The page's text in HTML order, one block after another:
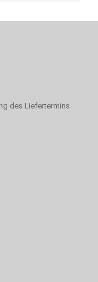
des Liefertermins